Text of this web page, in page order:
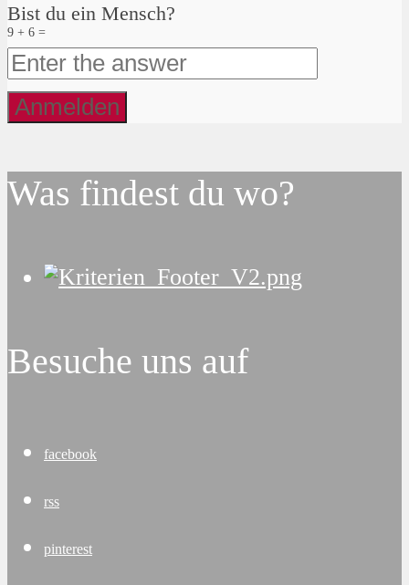
Bist du ein Mensch?
9 + 6 =
Was findest du wo?
Besuche uns auf
facebook
rss
pinterest